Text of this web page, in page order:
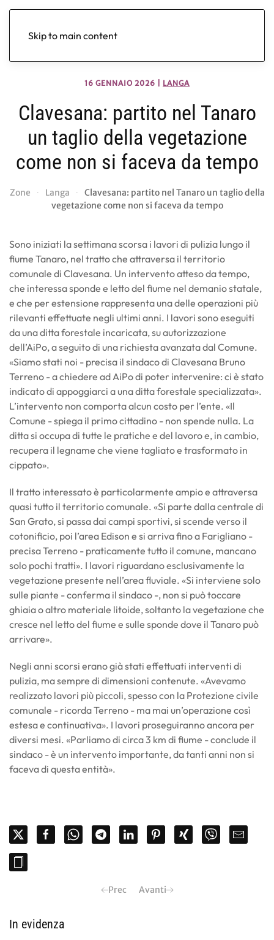
Skip to main content
16 GENNAIO 2026 LANGA
Clavesana: partito nel Tanaro
un taglio della vegetazione
come non si faceva da tempo
Zone Langa
Clavesana: partito nel Tanaro un taglio della
vegetazione come non si faceva da tempo
Sono iniziati la settimana scorsa i lavori di pulizia lungo il
fiume Tanaro, nel tratto che attraversa il territorio
comunale di Clavesana. Un intervento atteso da tempo,
che interessa sponde e letto del fiume nel demanio statale,
e che per estensione rappresenta una delle operazioni più
rilevanti effettuate negli ultimi anni. I lavori sono eseguiti
da una ditta forestale incaricata, su autorizzazione
dell’AiPo, a seguito di una richiesta avanzata dal Comune.
«Siamo stati noi - precisa il sindaco di Clavesana Bruno
Terreno - a chiedere ad AiPo di poter intervenire: ci è stato
indicato di appoggiarci a una ditta forestale specializzata».
L’intervento non comporta alcun costo per l’ente. «Il
Comune - spiega il primo cittadino - non spende nulla. La
ditta si occupa di tutte le pratiche e del lavoro e, in cambio,
recupera il legname che viene tagliato e trasformato in
cippato».
Il tratto interessato è particolarmente ampio e attraversa
quasi tutto il territorio comunale. «Si parte dalla centrale di
San Grato, si passa dai campi sportivi, si scende verso il
cotonificio, poi l’area Edison e si arriva fino a Farigliano -
precisa Terreno - praticamente tutto il comune, mancano
solo pochi tratti». I lavori riguardano esclusivamente la
vegetazione presente nell’area fluviale. «Si interviene solo
sulle piante - conferma il sindaco -, non si può toccare
ghiaia o altro materiale litoide, soltanto la vegetazione che
cresce nel letto del fiume e sulle sponde dove il Tanaro può
arrivare».
Negli anni scorsi erano già stati effettuati interventi di
pulizia, ma sempre di dimensioni contenute. «Avevamo
realizzato lavori più piccoli, spesso con la Protezione civile
comunale - ricorda Terreno - ma mai un’operazione così
estesa e continuativa». I lavori proseguiranno ancora per
diversi mesi. «Parliamo di circa 3 km di fiume - conclude il
sindaco - è un intervento importante, da tanti anni non si
faceva di questa entità».
Prec Avanti
In evidenza